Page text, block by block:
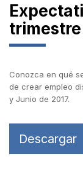
trimestre
Conozca en qué
de crear empleo
y Junio de 2017.
Descargar